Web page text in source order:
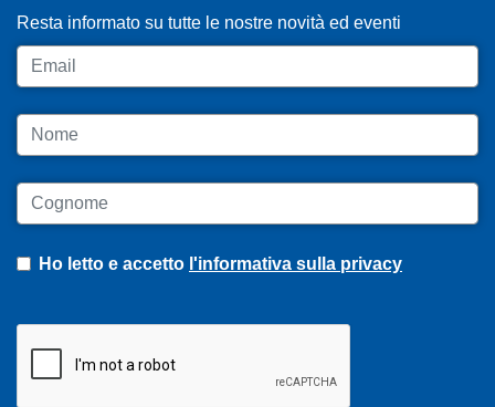
Resta informato su tutte le nostre novità ed eventi
Email
Nome
Cognome
Ho letto e accetto l'informativa sulla privacy